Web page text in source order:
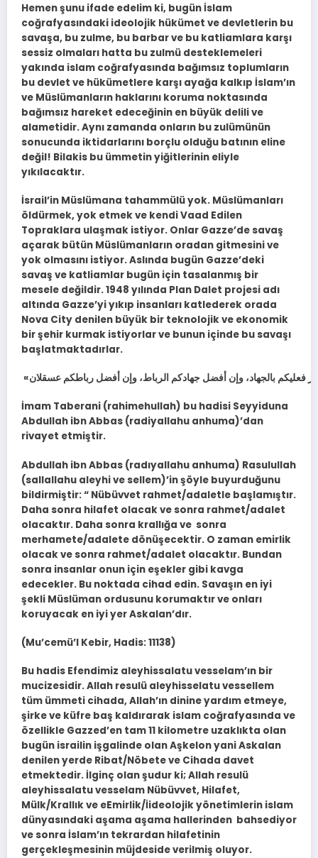
Hemen şunu ifade edelim ki, bugün İslam
coğrafyasındaki ideolojik hükümet ve devletlerin bu
savaşa, bu zulme, bu barbar ve bu katliamlara karşı
sessiz olmaları hatta bu zulmü desteklemeleri
yakında islam coğrafyasında bağımsız toplumların
bu devlet ve hükümetlere karşı ayağa kalkıp İslam’ın
ve Müslümanların haklarını koruma noktasında
bağımsız hareket edeceğinin en büyük delili ve
alametidir. Aynı zamanda onların bu zulümünün
sonucunda iktidarlarını borçlu olduğu batının eline
değil! Bilakis bu ümmetin yiğitlerinin eliyle
yıkılacaktır.
İsrail’in Müslümana tahammülü yok. Müslümanları
öldürmek, yok etmek ve kendi Vaad Edilen
Topraklara ulaşmak istiyor. Onlar Gazze’de savaş
açarak bütün Müslümanların oradan gitmesini ve
yok olmasını istiyor. Aslında bugün Gazze’deki
savaş ve katliamlar bugün için tasalanmış bir
mesele değildir. 1948 yılında Plan Dalet projesi adı
altında Gazze’yi yıkıp insanları katlederek orada
Nova City denilen büyük bir teknolojik ve ekonomik
bir şehir kurmak istiyorlar ve bunun içinde bu savaşı
başlatmaktadırlar.
İmam Taberani (rahimehullah) bu hadisi Seyyiduna
Abdullah ibn Abbas (radiyallahu anhuma)’dan
rivayet etmiştir.
Abdullah ibn Abbas (radıyallahu anhuma) Rasulullah
(sallallahu aleyhi ve sellem)’in şöyle buyurduğunu
bildirmiştir: “ Nübüvvet rahmet/adaletle başlamıştır.
Daha sonra hilafet olacak ve sonra rahmet/adalet
olacaktır. Daha sonra krallığa ve sonra
merhamete/adalete dönüşecektir. O zaman emirlik
olacak ve sonra rahmet/adalet olacaktır. Bundan
sonra insanlar onun için eşekler gibi kavga
edecekler. Bu noktada cihad edin. Savaşın en iyi
şekli Müslüman ordusunu korumaktır ve onları
koruyacak en iyi yer Askalan’dır.
(Mu’cemü’l Kebir, Hadis: 11138)
Bu hadis Efendimiz aleyhissalatu vesselam’ın bir
mucizesidir. Allah resulü aleyhisselatu vessellem
tüm ümmeti cihada, Allah’ın dinine yardım etmeye,
şirke ve küfre baş kaldırarak islam coğrafyasında ve
özellikle Gazzed’en tam 11 kilometre uzaklıkta olan
bugün israilin işgalinde olan Aşkelon yani Askalan
denilen yerde Ribat/Nöbete ve Cihada davet
etmektedir. İlginç olan şudur ki; Allah resulü
aleyhissalatu vesselam Nübüvvet, Hilafet,
Mülk/Krallık ve eEmirlik/İideolojik yönetimlerin islam
dünyasındaki aşama aşama hallerinden bahsediyor
ve sonra İslam’ın tekrardan hilafetinin
gerçekleşmesinin müjdeside verilmiş oluyor.